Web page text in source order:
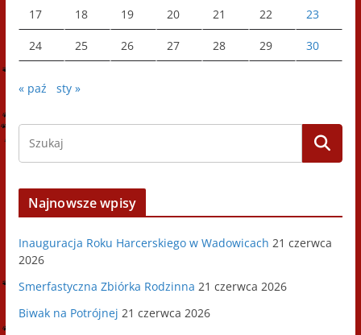
17 18 19 20 21 22 23
24 25 26 27 28 29 30
« paź sty »
Najnowsze wpisy
Inauguracja Roku Harcerskiego w Wadowicach 21 czerwca
2026
Smerfastyczna Zbiórka Rodzinna 21 czerwca 2026
Biwak na Potrójnej 21 czerwca 2026